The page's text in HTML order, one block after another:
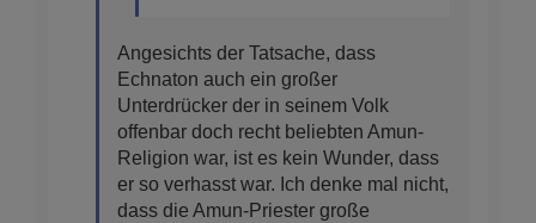
Angesichts der Tatsache, dass
Echnaton auch ein großer
Unterdrücker der in seinem Volk
offenbar doch recht beliebten Amun-
Religion war, ist es kein Wunder, dass
er so verhasst war. Ich denke mal nicht,
dass die Amun-Priester große